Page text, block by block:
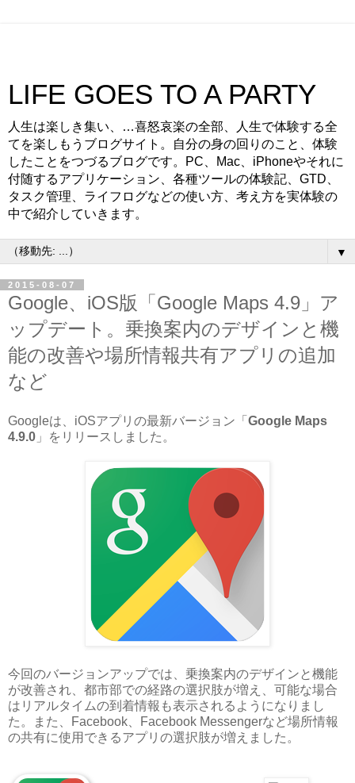
LIFE GOES TO A PARTY
人生は楽しき集い、…喜怒哀楽の全部、人生で体験する全
てを楽しもうブログサイト。自分の身の回りのこと、体験
したことをつづるブログです。PC、Mac、iPhoneやそれに
付随するアプリケーション、各種ツールの体験記、GTD、
タスク管理、ライフログなどの使い方、考え方を実体験の
中で紹介していきます。
▼
2015-08-07
Google、iOS版「Google Maps 4.9」ア
ップデート。乗換案内のデザインと機
能の改善や場所情報共有アプリの追加
など
Googleは、iOSアプリの最新バージョン「 Google Maps
4.9.0 」をリリースしました。
今回のバージョンアップでは、乗換案内のデザインと機能
が改善され、都市部での経路の選択肢が増え、可能な場合
はリアルタイムの到着情報も表示されるようになりまし
た。また、Facebook、Facebook Messengerなど場所情報
の共有に使用できるアプリの選択肢が増えました。